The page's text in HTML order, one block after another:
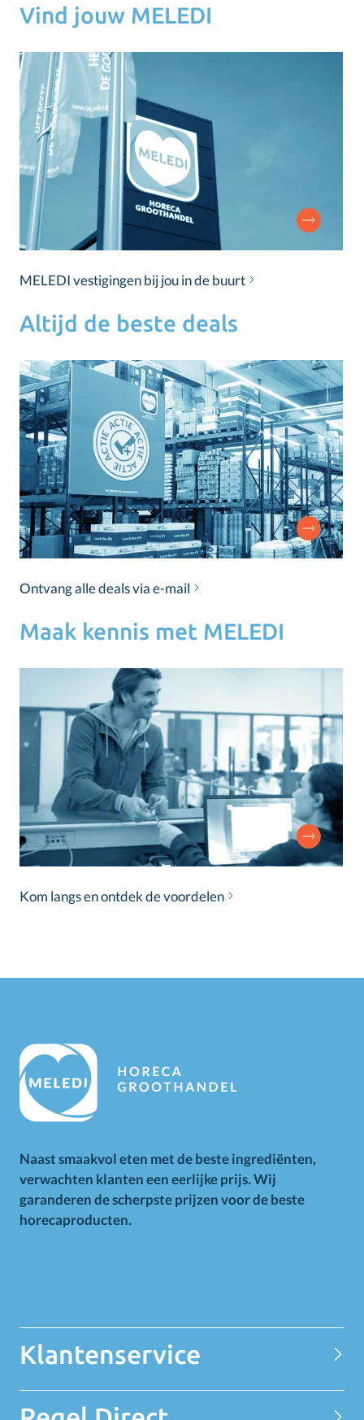
Vind jouw MELEDI
MELEDI vestigingen bij jou in de buurt
Altijd de beste deals
Ontvang alle deals via e-mail
Maak kennis met MELEDI
Kom langs en ontdek de voordelen
Naast smaakvol eten met de beste ingrediënten,
verwachten klanten een eerlijke prijs. Wij
garanderen de scherpste prijzen voor de beste
horecaproducten.
Klantenservice
Contact